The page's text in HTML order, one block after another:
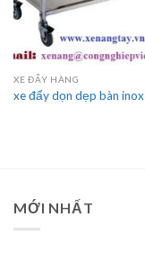
XE ĐẨY HÀNG
xe đẩy dọn dẹp bàn inox
MỚI NHẤT